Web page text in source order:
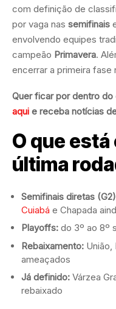
com definição de
por vaga nas semifinais
envolvendo equipes
campeão Primavera.
encerrar a primeira fase
Quer ficar por dentro
aqui e receba notícias
O que está
última
Semifinais diretas
Cuiabá e Chapada
Playoffs: do 3º ao 8º
Rebaixamento: União,
ameaçados
Já definido: Várzea
rebaixado